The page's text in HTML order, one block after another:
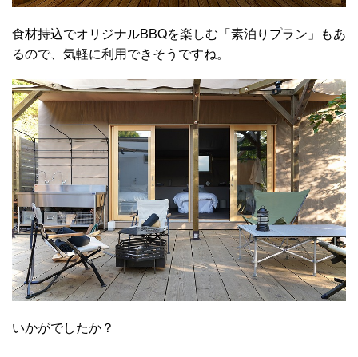
食材持込でオリジナルBBQを楽しむ「素泊りプラン」もあ
るので、気軽に利用できそうですね。
いかがでしたか？